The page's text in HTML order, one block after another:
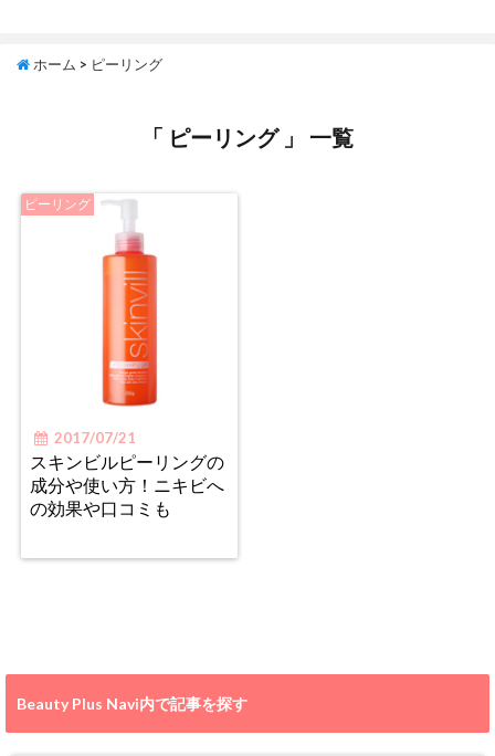
ホーム > ピーリング
「 ピーリング 」 一覧
ピーリング
2017/07/21
スキンビルピーリングの
成分や使い方！ニキビへ
の効果や口コミも
Beauty Plus Navi内で記事を探す